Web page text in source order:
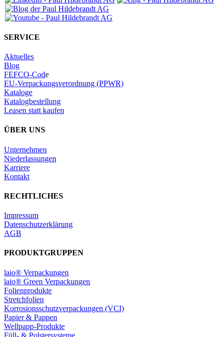
SERVICE
Aktuelles
Blog
FEFCO-Code
EU-Verpackungsverordnung (PPWR)
Kataloge
Katalogbestellung
Leasen statt kaufen
ÜBER UNS
Unternehmen
Niederlassungen
Karriere
Kontakt
RECHTLICHES
Impressum
Datenschutzerklärung
AGB
PRODUKTGRUPPEN
laio® Verpackungen
laio® Green Verpackungen
Folienprodukte
Stretchfolien
Korrosionsschutzverpackungen (VCI)
Papier & Pappen
Wellpapp-Produkte
Füll- & Polstersysteme